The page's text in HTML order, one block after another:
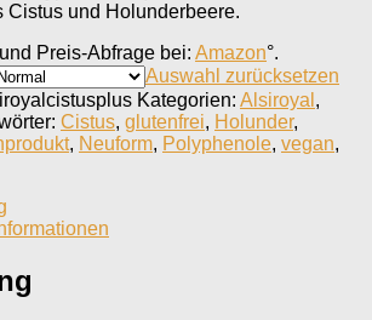
Cistus und Holunderbeere.
Preis-Abfrage bei: Amazon°.
Auswahl zurücksetzen
Kategorien: Alsiroyal ,
Cistus, glutenfrei, Holunder,
, Neuform, Polyphenole, vegan,